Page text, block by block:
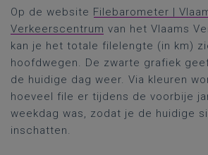
Op de website Filebarometer |
Verkeerscentrum van het Vlaams
kan je het totale filelengte (in km)
hoofdwegen. De zwarte grafiek
de huidige dag weer. Via kleuren
hoeveel file er tijdens de voorbije
weekdag was, zodat je de huidige
inschatten.